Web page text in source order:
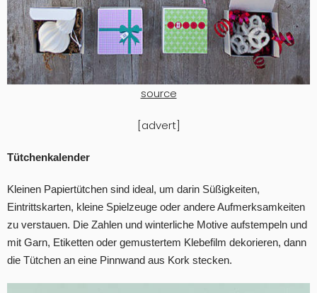
source
[advert]
Tütchenkalender
Kleinen Papiertütchen sind ideal, um darin Süßigkeiten,
Eintrittskarten, kleine Spielzeuge oder andere Aufmerksamkeiten
zu verstauen. Die Zahlen und winterliche Motive aufstempeln und
mit Garn, Etiketten oder gemustertem Klebefilm dekorieren, dann
die Tütchen an eine Pinnwand aus Kork stecken.